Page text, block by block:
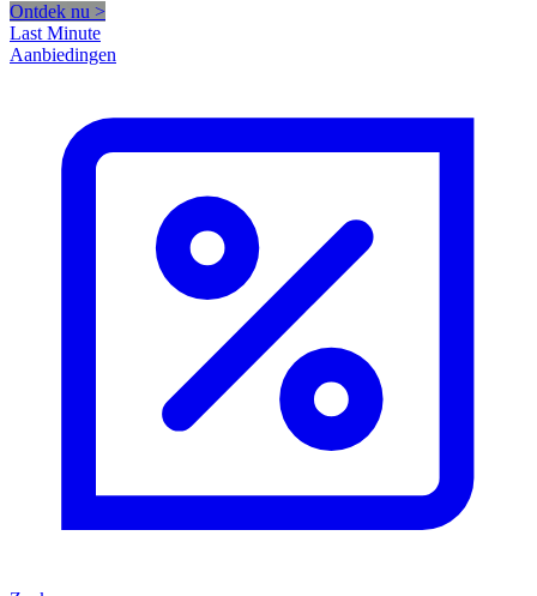
Ontdek nu >
Last Minute
Aanbiedingen